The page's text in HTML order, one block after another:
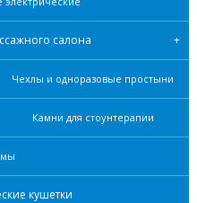
салона
Чехлы и одноразовые простыни
Камни для стоунтерапии
кушетки